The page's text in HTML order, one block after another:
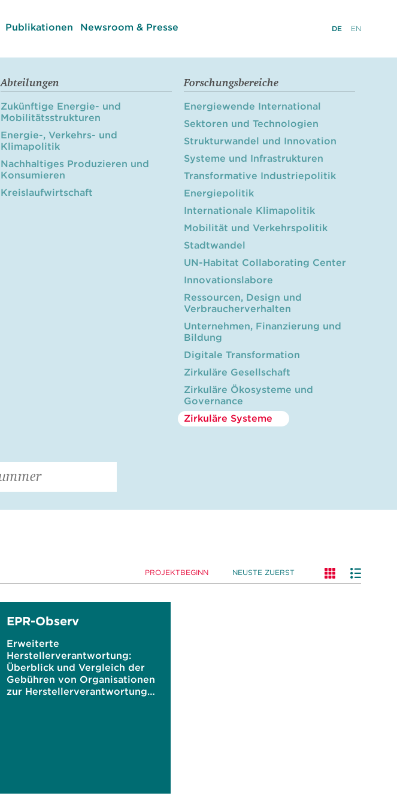
Publikationen Newsroom & Presse DE EN
Abteilungen
Zukünftige Energie- und
Mobilitätsstrukturen
Energie-, Verkehrs- und
Klimapolitik
Nachhaltiges Produzieren und
Konsumieren
Kreislaufwirtschaft
Forschungsbereiche
Energiewende International
Sektoren und Technologien
Strukturwandel und Innovation
Systeme und Infrastrukturen
Transformative Industriepolitik
Energiepolitik
Internationale Klimapolitik
Mobilität und Verkehrspolitik
Stadtwandel
UN-Habitat Collaborating Center
Innovationslabore
Ressourcen, Design und
Verbraucherverhalten
Unternehmen, Finanzierung und
Bildung
Digitale Transformation
Zirkuläre Gesellschaft
Zirkuläre Ökosysteme und
Governance
Zirkuläre Systeme
PROJEKTBEGINN NEUSTE ZUERST
EPR-Observ
Erweiterte
Herstellerverantwortung:
Überblick und Vergleich der
Gebühren von Organisationen
zur Herstellerverantwortung